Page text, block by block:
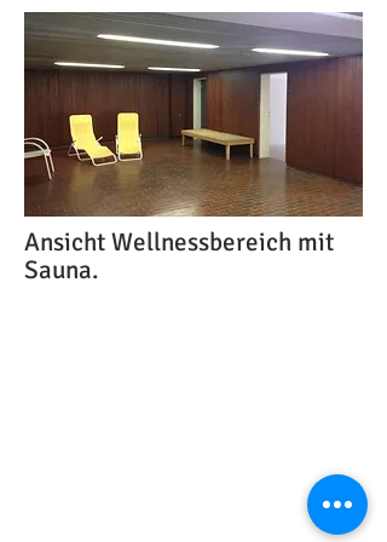
Ansicht Wellnessbereich mit
Sauna.